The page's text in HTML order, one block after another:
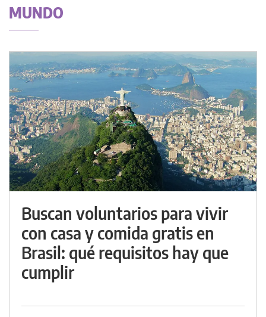
MUNDO
Buscan voluntarios para vivir
con casa y comida gratis en
Brasil: qué requisitos hay que
cumplir